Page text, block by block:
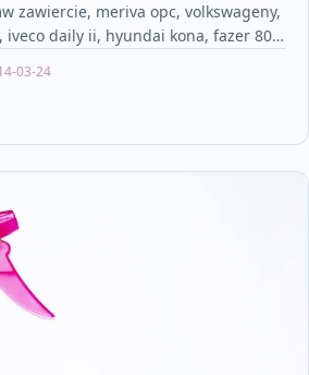
zawiercie, meriva opc, volkswageny,
iveco daily ii, hyundai kona, fazer 800,
03-24